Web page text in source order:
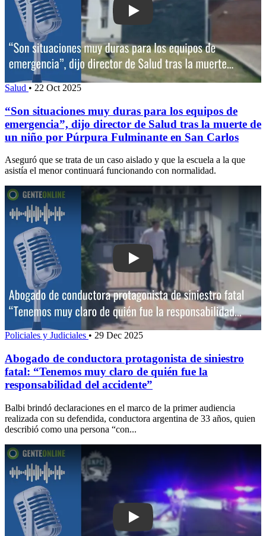
Play: “Son situaciones muy duras
Salud • 22 Oct 2025
“Son situaciones muy duras para los equipos de
emergencia”, dijo director de Salud tras la muerte de
un niño por Púrpura Fulminante en San Carlos
Aseguró que se trata de un caso aislado y que la escuela a la que
asistía el menor continuará funcionando con normalidad.
Play: Abogado de conductora
Policiales y Judiciales • 29 Dec 2025
Abogado de conductora protagonista de siniestro
fatal: “Tenemos muy claro de quién fue la
responsabilidad del accidente”
Balbi brindó declaraciones en el marco de la primer audiencia
realizada con su defendida, conductora argentina de 33 años, quien
describió como una persona “con...
Play: Imponen medidas restrictivas